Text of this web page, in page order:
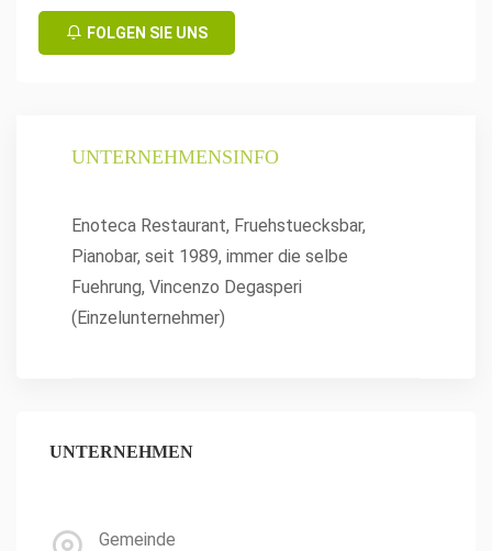
FOLGEN SIE UNS
UNTERNEHMENSINFO
Enoteca Restaurant, Fruehstuecksbar,
Pianobar, seit 1989, immer die selbe
Fuehrung, Vincenzo Degasperi
(Einzelunternehmer)
UNTERNEHMEN
Gemeinde